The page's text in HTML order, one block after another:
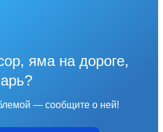
яма на дороге,
— сообщите о ней!